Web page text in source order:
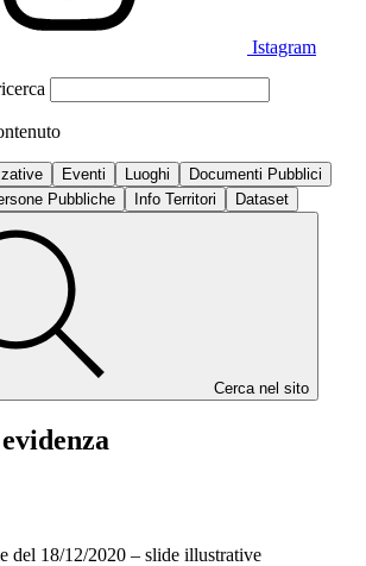
Istagram
Eventi Luoghi
Documenti Pubblici
Pubbliche Info Territori Dataset
Cerca nel sito
del 18/12/2020 – slide illustrative